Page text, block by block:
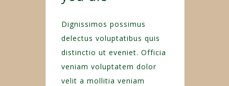
Dignissimos possimus
delectus voluptatibus quis
distinctio ut eveniet. Officia
veniam voluptatem dolor
velit a mollitia veniam